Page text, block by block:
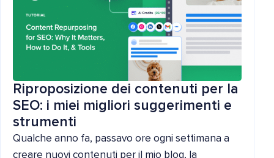
Riproposizione dei contenuti per la
SEO: i miei migliori suggerimenti e
strumenti
Qualche anno fa, passavo ore ogni settimana a
creare nuovi contenuti per il mio blog, la